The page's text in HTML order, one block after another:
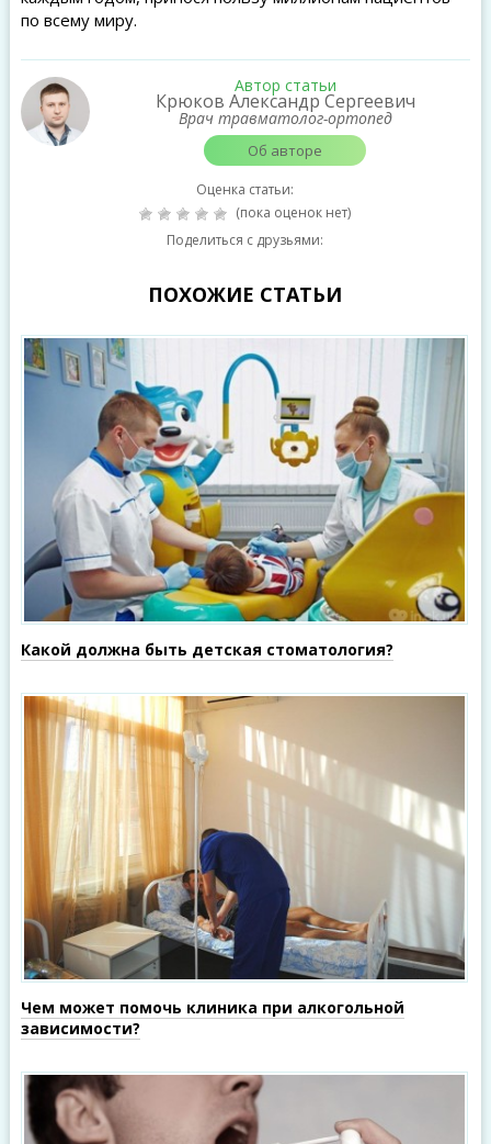
по всему миру.
Автор статьи
Крюков Александр Сергеевич
Врач травматолог-ортопед
Об авторе
Оценка статьи:
(пока оценок нет)
Поделиться с друзьями:
ПОХОЖИЕ СТАТЬИ
Какой должна быть детская стоматология?
Чем может помочь клиника при алкогольной
зависимости?